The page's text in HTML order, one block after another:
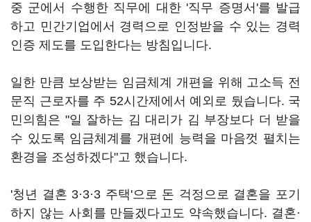
중 군에서 수행한 직무에 대한 '직무 증명서'를 발급
하고 민간기업에서 경력으로 인정받을 수 있는 경력
인증 제도를 도입한다는 방침입니다.
일한 만큼 보상받는 임금체계 개편을 위해 고소득 전
문직 근로자를 주 52시간제에서 예외로 뒀습니다. 국
민의힘은 "일 잘하는 김 대리가 김 부장보다 더 받을
수 있도록 임금체계를 개편에 능력을 마음껏 펼치는
환경을 조성하겠다"고 했습니다.
'청년 결혼 3·3·3 주택'으로 돈 걱정으로 결혼을 포기
하지 않는 사회를 만들겠다고도 약속했습니다. 결혼·